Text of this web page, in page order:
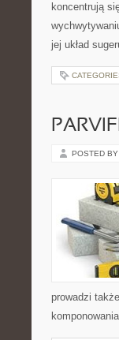
koncentrują
jej układ
POSTED BY
prowadzi